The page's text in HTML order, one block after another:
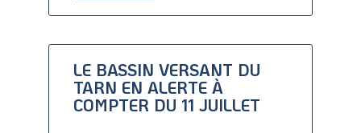
LE BASSIN VERSANT DU
TARN EN ALERTE À
COMPTER DU 11 JUILLET